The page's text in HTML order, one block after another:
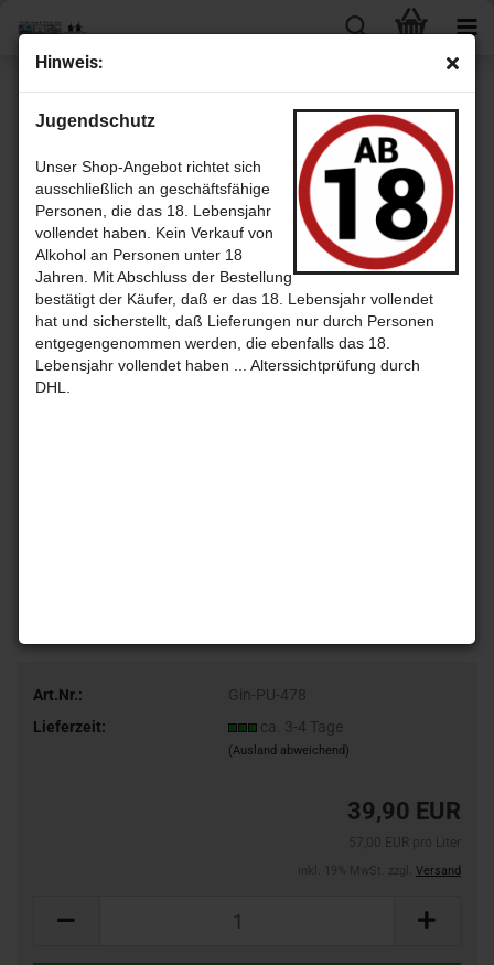
Hin­weis:
Jugendschutz
Unser Shop-Angebot richtet sich
ausschließlich an geschäftsfähige
Personen, die das 18. Lebensjahr
vollendet haben. Kein Verkauf von
Alkohol an Personen unter 18
Jahren. Mit Abschluss der Bestellung
bestätigt der Käufer, daß er das 18. Lebensjahr vollendet
hat und sicherstellt, daß Lieferungen nur durch Personen
entgegengenommen werden, die ebenfalls das 18.
Lebensjahr vollendet haben ... Alterssichtprüfung durch
DHL.
« Erster « zurück weiter »
Letzter »
103Artikel in dieser Kategorie
GIN´CA pe­rua­ni­scher Gin - Hand­craf­ted small Batch - Ginca Gin aus
Art.Nr.:
Gin-PU-478
Lieferzeit:
ca. 3-4 Tage
(Ausland abweichend)
39,90 EUR
Versand